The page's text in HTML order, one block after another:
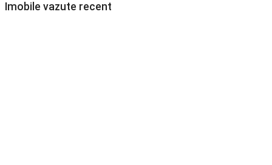
Imobile vazute recent